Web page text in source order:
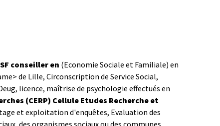
conseiller en (Economie Sociale et Familiale) en
de Lille, Circonscription de Service Social,
licence, maîtrise de psychologie effectués en
(CERP) Cellule Etudes Recherche et
et exploitation d'enquêtes, Evaluation des
des organismes sociaux ou des communes,